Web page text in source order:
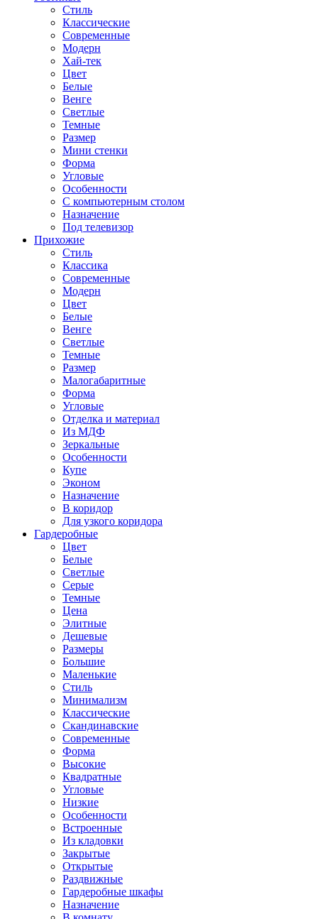
Стиль
Классические
Современные
Модерн
Хай-тек
Цвет
Белые
Венге
Светлые
Темные
Размер
Мини стенки
Форма
Угловые
Особенности
С компьютерным столом
Назначение
Под телевизор
Прихожие
Стиль
Классика
Современные
Модерн
Цвет
Белые
Венге
Светлые
Темные
Размер
Малогабаритные
Форма
Угловые
Отделка и материал
Из МДФ
Зеркальные
Особенности
Купе
Эконом
Назначение
В коридор
Для узкого коридора
Гардеробные
Цвет
Белые
Светлые
Серые
Темные
Цена
Элитные
Дешевые
Размеры
Большие
Маленькие
Стиль
Минимализм
Классические
Скандинавские
Современные
Форма
Высокие
Квадратные
Угловые
Низкие
Особенности
Встроенные
Из кладовки
Закрытые
Открытые
Раздвижные
Гардеробные шкафы
Назначение